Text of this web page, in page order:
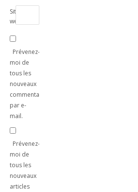
Site
web
Prévenez-
moi de
tous les
nouveaux
commentaires
par e-
mail.
Prévenez-
moi de
tous les
nouveaux
articles